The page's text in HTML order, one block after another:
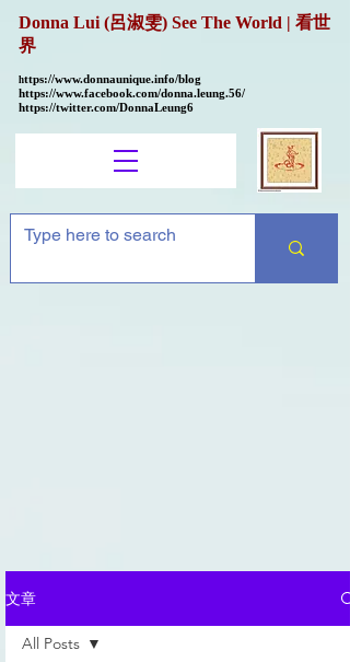
Donna Lui (呂淑雯) See The World | 看世
界
https://www.donnaunique.info/blog
https://www.facebook.com/donna.leung.56/
https://twitter.com/DonnaLeung6
文章
All Posts